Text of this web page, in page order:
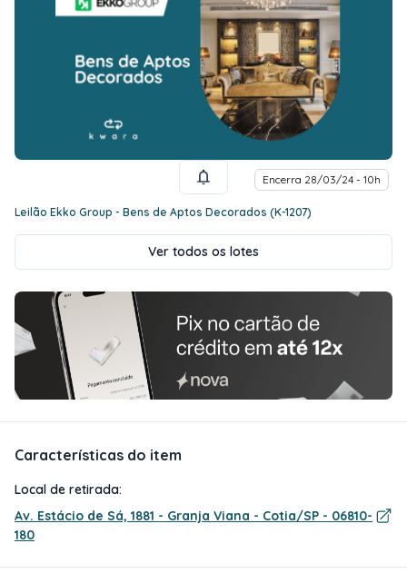
Encerra 28/03/24 - 10h
Leilão Ekko Group - Bens de Aptos Decorados (K-1207)
Ver todos os lotes
Características do item
Local de retirada:
Av. Estácio de Sá, 1881 - Granja Viana - Cotia/SP - 06810-
180